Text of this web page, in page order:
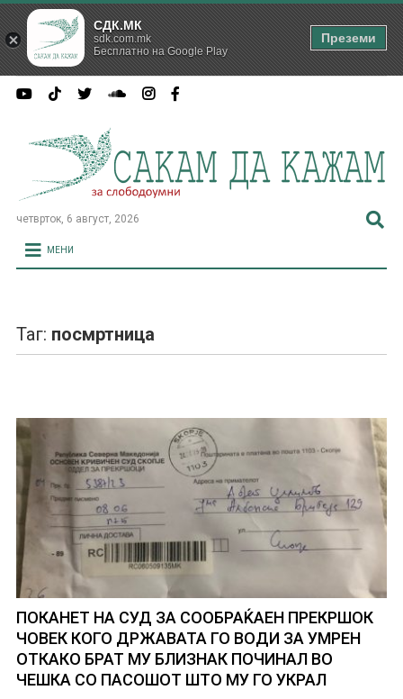
четврток, 6 август, 2026
МЕНИ
Таг: посмртница
ПОКАНЕТ НА СУД ЗА СООБРАЌАЕН ПРЕКРШОК
ЧОВЕК КОГО ДРЖАВАТА ГО ВОДИ ЗА УМРЕН
ОТКАКО БРАТ МУ БЛИЗНАК ПОЧИНАЛ ВО
ЧЕШКА СО ПАСОШОТ ШТО МУ ГО УКРАЛ
СДК.МК
sdk.com.mk
Бесплатно на Google Play
Преземи